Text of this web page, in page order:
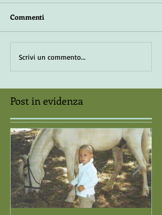
Commenti
Scrivi un commento...
Post in evidenza